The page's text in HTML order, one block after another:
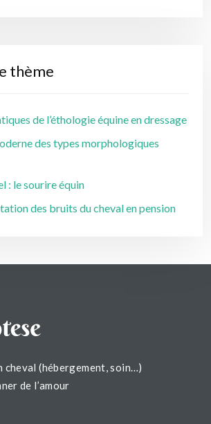
thème
de l’éthologie équine en dressage
des types morphologiques
: le sourire équin
des bruits du cheval en pension
(hébergement, soin…)
de l’amour